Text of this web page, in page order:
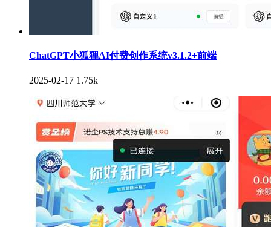
ChatGPT小狐狸AI付费创作系统v3.1.2+前端
2025-02-17 1.75k